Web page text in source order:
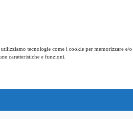
tecnologie come i cookie per memorizzare
caratteristiche e funzioni.